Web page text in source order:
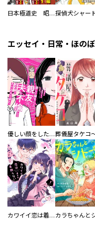
日本極道史 昭和編 スーパー大合本
エッセイ・日常・ほの
優しい顔をした親友は、夫と不倫して私の家に入り込んできた。
カワイイ恋は着飾らない